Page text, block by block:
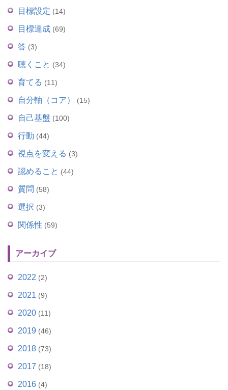
目標設定 (14)
目標達成 (69)
答 (3)
聴くこと (34)
育てる (11)
自分軸（コア） (15)
自己基盤 (100)
行動 (44)
視点を変える (3)
認めること (44)
質問 (58)
選択 (3)
関係性 (59)
アーカイブ
2022 (2)
2021 (9)
2020 (11)
2019 (46)
2018 (73)
2017 (18)
2016 (4)